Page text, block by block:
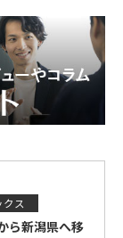
クス
ら新潟県へ移